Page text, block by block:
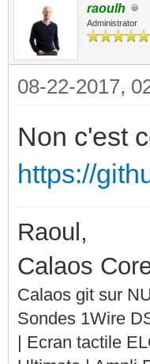
raoulh
Administrator
08-22-2017,
Non c'est
https://
Raoul,
Calaos
Calaos git sur
Sondes 1Wire
| Ecran tactile